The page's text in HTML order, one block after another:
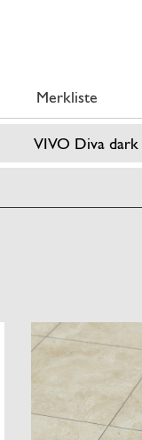
Merkliste